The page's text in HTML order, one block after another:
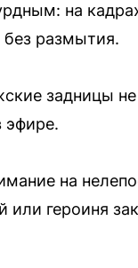
на
размытия.
задницы
эфире.
на
или героиня